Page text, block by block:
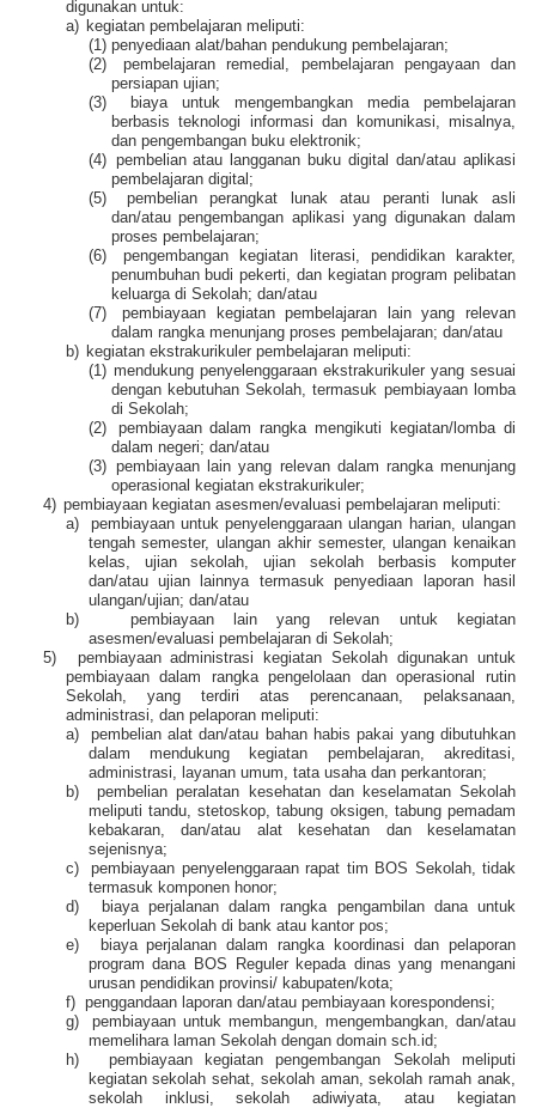
digunakan untuk:
a) kegiatan pembelajaran meliputi:
(1) penyediaan alat/bahan pendukung pembelajaran;
(2)
pembelajaran remedial, pembelajaran pengayaan dan
persiapan ujian;
(3)
biaya untuk mengembangkan media pembelajaran
berbasis teknologi informasi dan komunikasi, misalnya,
dan pengembangan buku elektronik;
(4) pembelian atau langganan buku digital dan/atau aplikasi
pembelajaran digital;
(5)
pembelian perangkat lunak atau peranti lunak asli
dan/atau pengembangan aplikasi yang digunakan dalam
proses pembelajaran;
(6)
pengembangan kegiatan literasi, pendidikan karakter,
penumbuhan budi pekerti, dan kegiatan program pelibatan
keluarga di Sekolah; dan/atau
(7)
pembiayaan kegiatan pembelajaran lain yang relevan
dalam rangka menunjang proses pembelajaran; dan/atau
b) kegiatan ekstrakurikuler pembelajaran meliputi:
(1) mendukung penyelenggaraan ekstrakurikuler yang sesuai
dengan kebutuhan Sekolah, termasuk pembiayaan lomba
di Sekolah;
(2)
pembiayaan dalam rangka mengikuti kegiatan/lomba di
dalam negeri; dan/atau
(3) pembiayaan lain yang relevan dalam rangka menunjang
operasional kegiatan ekstrakurikuler;
4) pembiayaan kegiatan asesmen/evaluasi pembelajaran meliputi:
a)
pembiayaan untuk penyelenggaraan ulangan harian, ulangan
tengah semester, ulangan akhir semester, ulangan kenaikan
kelas, ujian sekolah, ujian sekolah berbasis komputer
dan/atau ujian lainnya termasuk penyediaan laporan hasil
ulangan/ujian; dan/atau
b)
pembiayaan lain yang relevan untuk kegiatan
asesmen/evaluasi pembelajaran di Sekolah;
5)
pembiayaan administrasi kegiatan Sekolah digunakan untuk
pembiayaan dalam rangka pengelolaan dan operasional rutin
Sekolah, yang terdiri atas perencanaan, pelaksanaan,
administrasi, dan pelaporan meliputi:
a)
pembelian alat dan/atau bahan habis pakai yang dibutuhkan
dalam mendukung kegiatan pembelajaran, akreditasi,
administrasi, layanan umum, tata usaha dan perkantoran;
b)
pembelian peralatan kesehatan dan keselamatan Sekolah
meliputi tandu, stetoskop, tabung oksigen, tabung pemadam
kebakaran, dan/atau alat kesehatan dan keselamatan
sejenisnya;
c)
pembiayaan penyelenggaraan rapat tim BOS Sekolah, tidak
termasuk komponen honor;
d)
biaya perjalanan dalam rangka pengambilan dana untuk
keperluan Sekolah di bank atau kantor pos;
e)
biaya perjalanan dalam rangka koordinasi dan pelaporan
program dana BOS Reguler kepada dinas yang menangani
urusan pendidikan provinsi/ kabupaten/kota;
f) penggandaan laporan dan/atau pembiayaan korespondensi;
g)
pembiayaan untuk membangun, mengembangkan, dan/atau
memelihara laman Sekolah dengan domain sch.id;
h)
pembiayaan kegiatan pengembangan Sekolah meliputi
kegiatan sekolah sehat, sekolah aman, sekolah ramah anak,
sekolah inklusi, sekolah adiwiyata, atau kegiatan